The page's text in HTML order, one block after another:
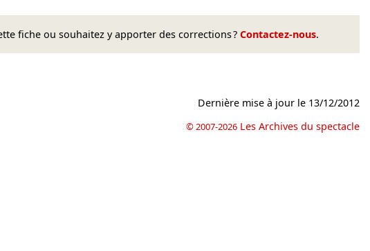
fiche ou souhaitez y apporter des corrections ? Contactez-nous.
Dernière mise à jour le 13/12/2012
© 2007-2026 Les Archives du spectacle